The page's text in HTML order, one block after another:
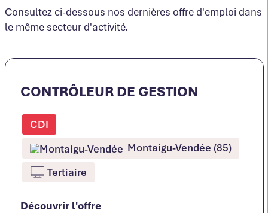
Consultez ci-dessous nos dernières offre d'emploi dans
le même secteur d'activité.
CONTRÔLEUR DE GESTION
CDI
Montaigu-Vendée (85)
Tertiaire
Découvrir l'offre